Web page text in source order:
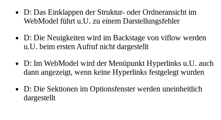
D: Das Einklappen der Struktur- oder Ordneransicht im
WebModel führt u.U. zu einem Darstellungsfehler
D: Die Neuigkeiten wird im Backstage von viflow werden
u.U. beim ersten Aufruf nicht dargestellt
D: Im WebModel wird der Menüpunkt Hyperlinks u.U. auch
dann angezeigt, wenn keine Hyperlinks festgelegt wurden
D: Die Sektionen im Optionsfenster werden uneinheitlich
dargestellt